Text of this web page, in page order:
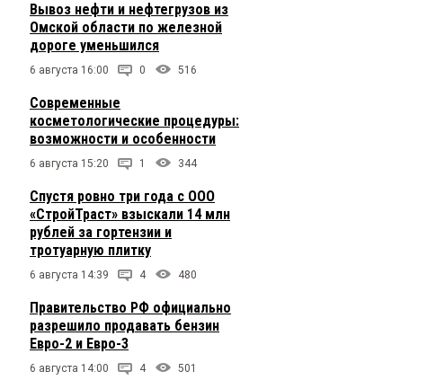
Вывоз нефти и нефтегрузов из
Омской области по железной
дороге уменьшился
6 августа 16:00 0 516
Современные
косметологические процедуры:
возможности и особенности
6 августа 15:20 1 344
Спустя ровно три года с ООО
«СтройТраст» взыскали 14 млн
рублей за гортензии и
тротуарную плитку
6 августа 14:39 4 480
Правительство РФ официально
разрешило продавать бензин
Евро-2 и Евро-3
6 августа 14:00 4 501